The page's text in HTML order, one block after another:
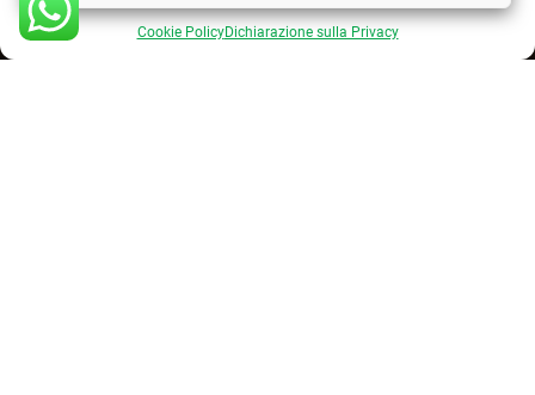
Cookie PolicyDichiarazione sulla Privacy